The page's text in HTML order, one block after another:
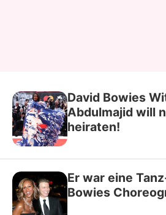
David Bowies
Abdulmajid will
heiraten!
Er war eine
Bowies